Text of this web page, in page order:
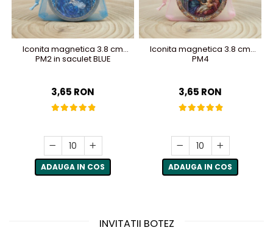
Iconita magnetica 3.8 cm
PM2 in saculet BLUE
3,65 RON
ADAUGA IN COS
Iconita magnetica 3.8 cm
PM4
3,65 RON
ADAUGA IN COS
INVITATII BOTEZ